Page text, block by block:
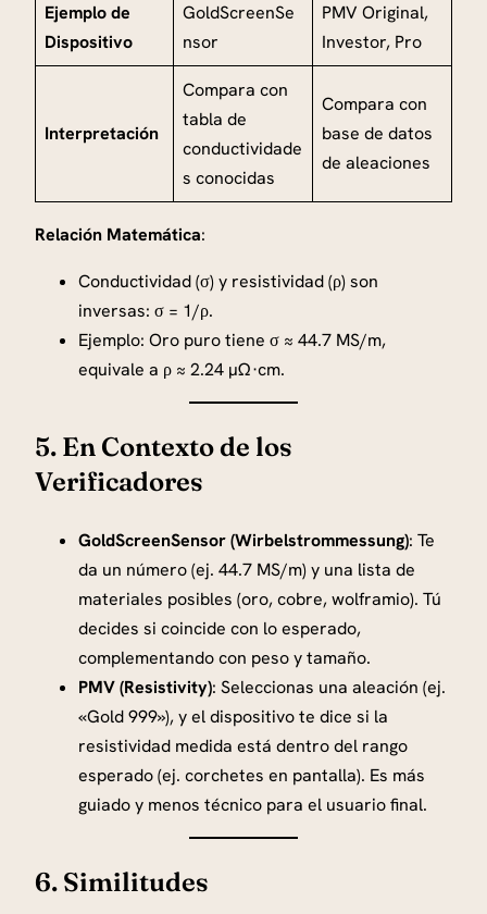
Ejemplo de
Dispositivo
GoldScreenSe
nsor
PMV Original,
Investor, Pro
Interpretación
Compara con
tabla de
conductividade
s conocidas
Compara con
base de datos
de aleaciones
Relación Matemática:
Conductividad (σ) y resistividad (ρ) son
inversas: σ = 1/ρ.
Ejemplo: Oro puro tiene σ ≈ 44.7 MS/m,
equivale a ρ ≈ 2.24 µΩ·cm.
5. En Contexto de los
Verificadores
GoldScreenSensor (Wirbelstrommessung): Te
da un número (ej. 44.7 MS/m) y una lista de
materiales posibles (oro, cobre, wolframio). Tú
decides si coincide con lo esperado,
complementando con peso y tamaño.
PMV (Resistivity): Seleccionas una aleación (ej.
«Gold 999»), y el dispositivo te dice si la
resistividad medida está dentro del rango
esperado (ej. corchetes en pantalla). Es más
guiado y menos técnico para el usuario final.
6. Similitudes